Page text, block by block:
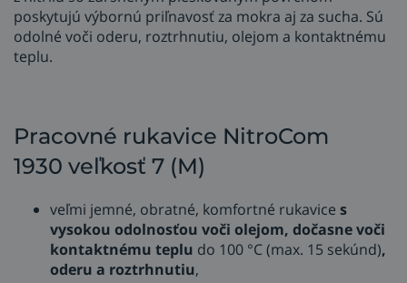
poskytujú výbornú priľnavosť za mokra aj za sucha. Sú
odolné voči oderu, roztrhnutiu, olejom a kontaktnému
teplu.
Pracovné rukavice NitroCom
1930 veľkosť 7 (M)
veľmi jemné, obratné, komfortné rukavice s
vysokou odolnosťou voči olejom, dočasne voči
kontaktnému teplu do 100 °C (max. 15 sekúnd),
oderu a roztrhnutiu,